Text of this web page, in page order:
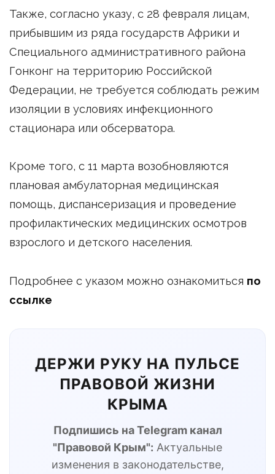
Также, согласно указу, с 28 февраля лицам,
прибывшим из ряда государств Африки и
Специального административного района
Гонконг на территорию Российской
Федерации, не требуется соблюдать режим
изоляции в условиях инфекционного
стационара или обсерватора.
Кроме того, с 11 марта возобновляются
плановая амбулаторная медицинская
помощь, диспансеризация и проведение
профилактических медицинских осмотров
взрослого и детского населения.
Подробнее с указом можно ознакомиться по
ссылке
ДЕРЖИ РУКУ НА ПУЛЬСЕ
ПРАВОВОЙ ЖИЗНИ
КРЫМА
Подпишись на Telegram канал
"Правовой Крым": Актуальные
изменения в законодательстве,